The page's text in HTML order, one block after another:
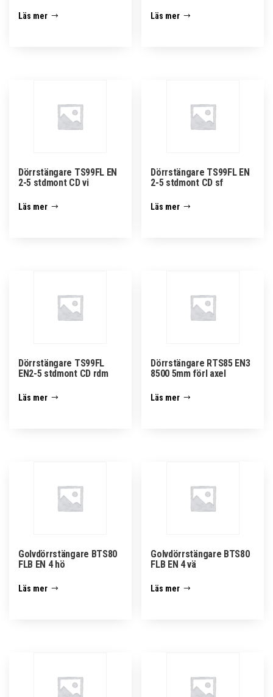
Läs mer Läs mer
Dörrstängare TS99FL EN
2-5 stdmont CD vi
Läs mer
Dörrstängare TS99FL EN
2-5 stdmont CD sf
Läs mer
Dörrstängare TS99FL
EN2-5 stdmont CD rdm
Läs mer
Dörrstängare RTS85 EN3
8500 5mm förl axel
Läs mer
Golvdörrstängare BTS80
FLB EN 4 hö
Läs mer
Golvdörrstängare BTS80
FLB EN 4 vä
Läs mer